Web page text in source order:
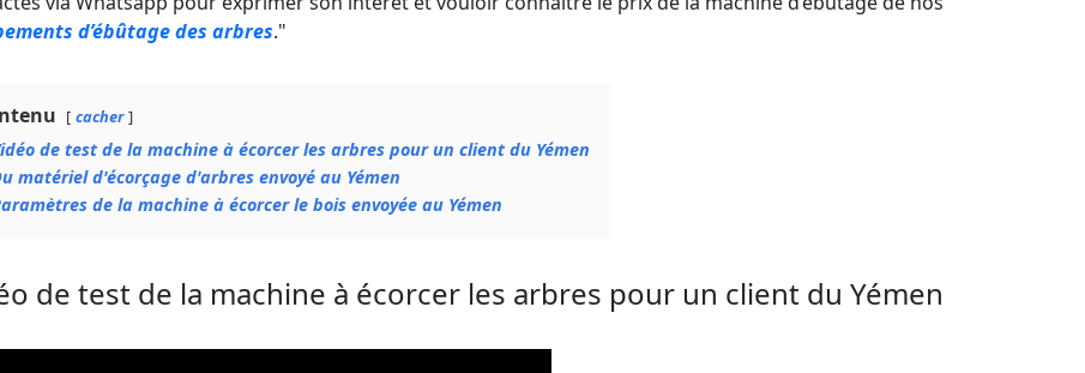
d’ébûtage des arbres."
cacher
de test de la machine à écorcer les arbres pour un client du Yémen
matériel d'écorçage d'arbres envoyé au Yémen
de la machine à écorcer le bois envoyée au Yémen
de test de la machine à écorcer les arbres pour un client du Yémen